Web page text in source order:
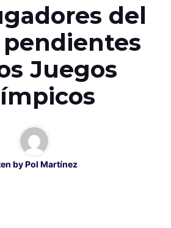
del
pendientes
Juegos
byPol Martínez